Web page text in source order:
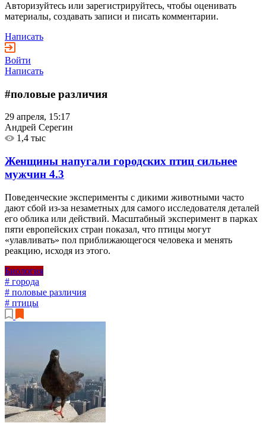
Авторизуйтесь или зарегистрируйтесь, чтобы оценивать
материалы, создавать записи и писать комментарии.
Написать
Войти
Написать
#половые различия
29 апреля, 15:17
Андрей Серегин
1,4 тыс
Женщины напугали городских птиц сильнее
мужчин 4.3
Поведенческие эксперименты с дикими животными часто
дают сбой из-за незаметных для самого исследователя деталей
его облика или действий. Масштабный эксперимент в парках
пяти европейских стран показал, что птицы могут
«улавливать» пол приближающегося человека и менять
реакцию, исходя из этого.
Биология
# города
# половые различия
# птицы